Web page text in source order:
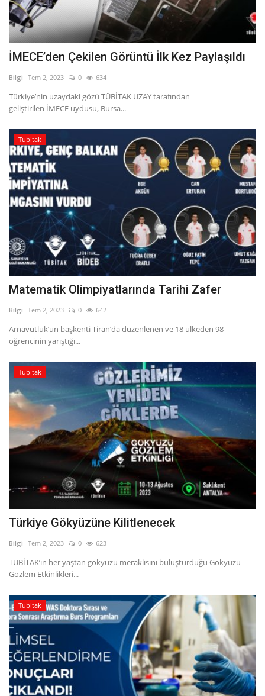
İMECE’den Çekilen Görüntü İlk Kez Paylaşıldı
Bilgi Tem 2, 2023 0 634
Türkiye’nin uzaydaki gözü TÜBİTAK UZAY tarafından
geliştirilen İMECE uydusu, Bursa...
Tubitak
Matematik Olimpiyatlarında Tarihi Zafer
Bilgi Tem 2, 2023 0 642
Arnavutluk’un başkenti Tiran’da düzenlenen ve 18 ülkeden 98
öğrencinin yarıştığı...
Tubitak
Türkiye Gökyüzüne Kilitlenecek
Bilgi Tem 2, 2023 0 623
TÜBİTAK’ın her yaştan gökyüzü meraklısını buluşturduğu Gökyüzü
Gözlem Etkinlikleri...
Tubitak